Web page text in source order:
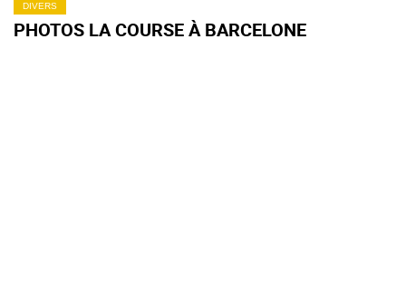
DIVERS
PHOTOS LA COURSE À BARCELONE